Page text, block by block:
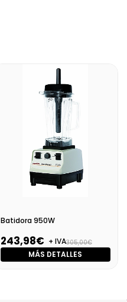
Batidora 950W
243,98€ + IVA305,00€
MÁS DETALLES